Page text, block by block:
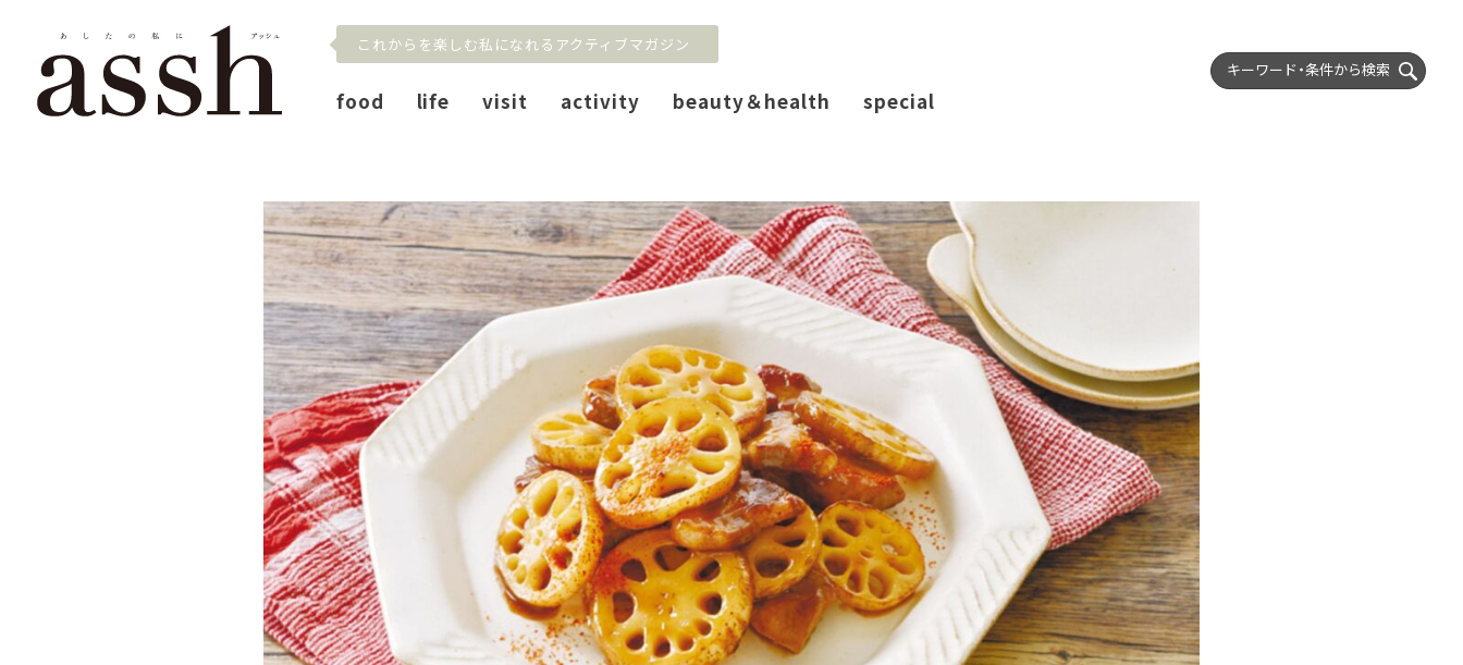
これからを楽しむ私になれるアクティブマガジン
food life visit activity beauty＆health special
キーワード・条件から検索